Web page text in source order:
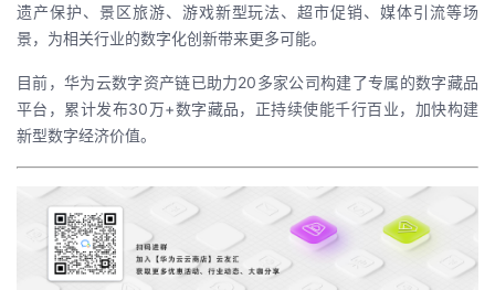
遗产保护、景区旅游、游戏新型玩法、超市促销、媒体引流等场
景，为相关行业的数字化创新带来更多可能。
目前，华为云数字资产链已助力20多家公司构建了专属的数字藏品
平台，累计发布30万+数字藏品，正持续使能千行百业，加快构建
新型数字经济价值。